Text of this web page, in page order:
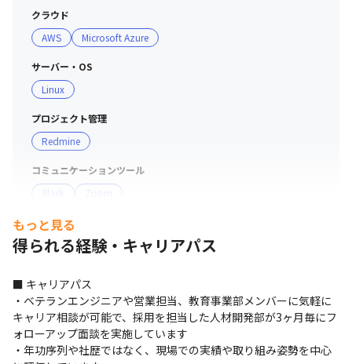
化していないため、現場調整さえできれば自分でスケジュ
ールを組んで働き方の調整が可能です
エンジニア座談会の様子
社内サークルの様子（ボドゲ会）
クラウド
AWS
Microsoft Azure
サーバー・OS
Linux
プロジェクト管理
Redmine
コミュニケーションツール
Slack
Zoom
支給PC
配属先プロジェクトにより異なります。（Windows/Mac）
もっと見る
得られる経験・キャリアパス
■ キャリアパス
・ベテランエンジニアや営業担当、教育事業部メンバーに気軽に
キャリア相談が可能で、採用を担当した人材開発部が3ヶ月毎にフ
ォローアップ面談を実施しています
・年功序列や社歴ではなく、現場での実績や取り組み姿勢を中心